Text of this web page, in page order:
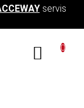
servis